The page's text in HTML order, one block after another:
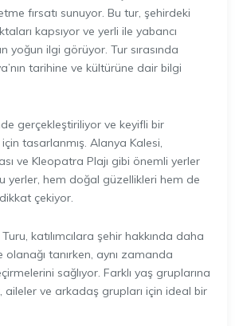
fırsatı sunuyor. Bu tur, şehirdeki
kapsıyor ve yerli ile yabancı
yoğun ilgi görüyor. Tur sırasında
tarihine ve kültürüne dair bilgi
gerçekleştiriliyor ve keyifli bir
tasarlanmış. Alanya Kalesi,
ve Kleopatra Plajı gibi önemli yerler
yerler, hem doğal güzellikleri hem de
çekiyor.
katılımcılara şehir hakkında daha
tanırken, aynı zamanda
sağlıyor. Farklı yaş gruplarına
ve arkadaş grupları için ideal bir